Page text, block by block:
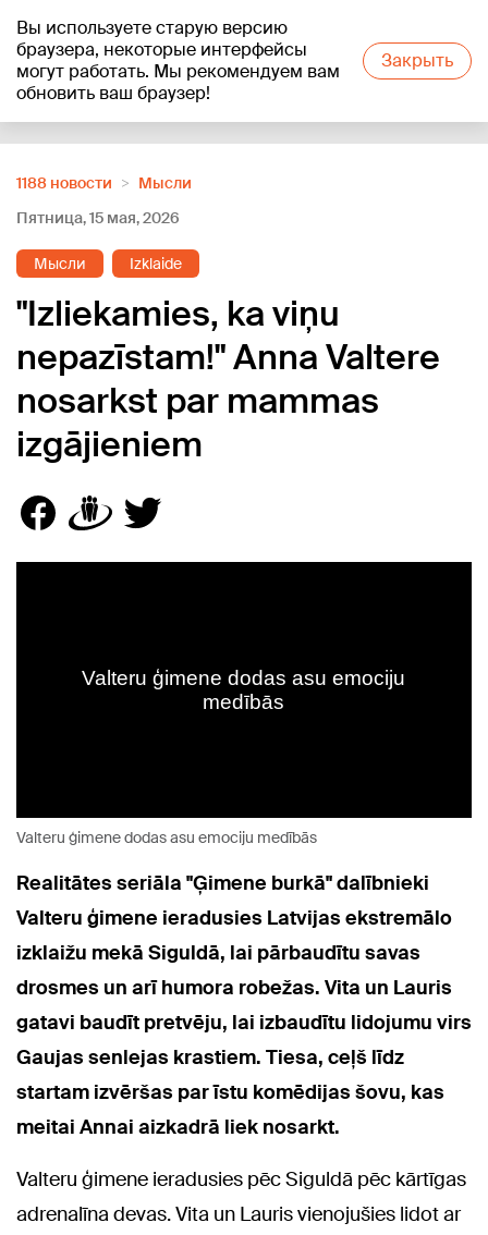
Вы используете старую версию
браузера, некоторые интерфейсы
могут работать. Мы рекомендуем вам
обновить ваш браузер!
Закрыть
+20°C
1188 новости
Мысли
Пятница, 15 мая, 2026
Мысли Izklaide
"Izliekamies, ka viņu
nepazīstam!" Anna Valtere
nosarkst par mammas
izgājieniem
Valteru ģimene dodas asu emociju medībās
Realitātes seriāla "Ģimene burkā" dalībnieki
Valteru ģimene ieradusies Latvijas ekstremālo
izklaižu mekā Siguldā, lai pārbaudītu savas
drosmes un arī humora robežas. Vita un Lauris
gatavi baudīt pretvēju, lai izbaudītu lidojumu virs
Gaujas senlejas krastiem. Tiesa, ceļš līdz
startam izvēršas par īstu komēdijas šovu, kas
meitai Annai aizkadrā liek nosarkt.
Valteru ģimene ieradusies pēc Siguldā pēc kārtīgas
adrenalīna devas. Vita un Lauris vienojušies lidot ar